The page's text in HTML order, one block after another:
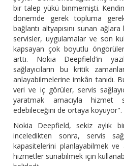
bir talep yükü binmemişti.
dönemde gerek topluma
bağlantı altyapısını sunan
servisler, uygulamalar ve son
kapsayan çok boyutlu
arttı. Nokia Deepfield’in
sağlayıcıların bu kritik
anlayabilmelerine imkân tanıdı.
veri ve iç görüler, servis
yaratmak amacıyla hizmet
edebileceğini de ortaya koyuyor".
Nokia Deepfield, sekiz aylık
inceledikten sonra, servis
kapasitelerini planlayabilmek
hizmetler sunabilmek için